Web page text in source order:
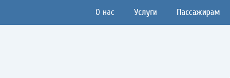
О нас Услуги Пассажирам